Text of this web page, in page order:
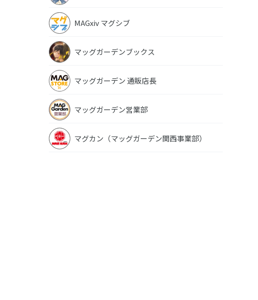
MAGxiv マグシブ
マッグガーデンブックス
マッグガーデン 通販店長
マッグガーデン営業部
マグカン（マッグガーデン関西事業部）